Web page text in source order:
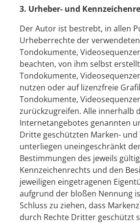
3. Urheber- und
Der Autor ist bestrebt, in allen
Urheberrechte der
Tondokumente,
beachten, von ihm selbst
Tondokumente,
nutzen oder auf lizenzfreie
Tondokumente,
zurückzugreifen. Alle innerhalb
Internetangebotes genannten
Dritte geschützten Marken- und
unterliegen uneingeschränkt
Bestimmungen des jeweils
Kennzeichenrechts und den
jeweiligen eingetragenen
aufgrund der bloßen Nennung
Schluss zu ziehen, dass
durch Rechte Dritter geschützt